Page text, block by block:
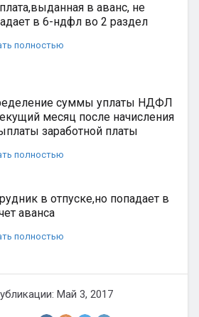
в аванс, не
в 6-ндфл во 2 раздел
полностью
суммы уплаты НДФЛ
месяц после начисления
заработной платы
полностью
в отпуске,но попадает в
аванса
полностью
Май 3, 2017